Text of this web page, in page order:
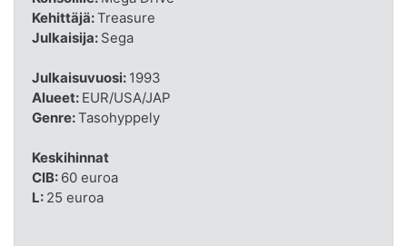
Kehittäjä:Treasure
Julkaisija: Sega
Julkaisuvuosi: 1993
Alueet: EUR/USA/JAP
Genre:Tasohyppely
Keskihinnat
CIB: 60 euroa
L: 25 euroa